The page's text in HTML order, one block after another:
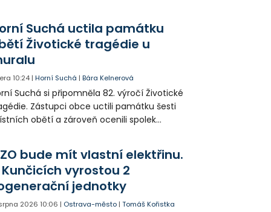
Suchá uctila památku
Životické tragédie u
10:24 |Horní Suchá |Bára Kelnerová
Suchá si připomněla 82. výročí Životické
Zástupci obce uctili památku šesti
obětí a zároveň ocenili spolek
bude mít vlastní elektřinu.
Kunčicích vyrostou 2
jednotky
2026 10:06 | Ostrava-město |Tomáš Kořistka